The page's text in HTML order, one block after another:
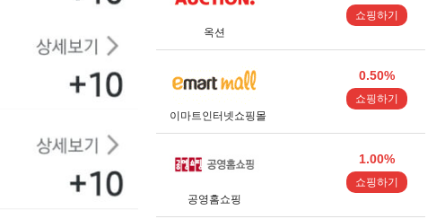
옥션
쇼핑하기
이마트인터넷쇼핑몰
0.50%
쇼핑하기
공영홈쇼핑
1.00%
쇼핑하기